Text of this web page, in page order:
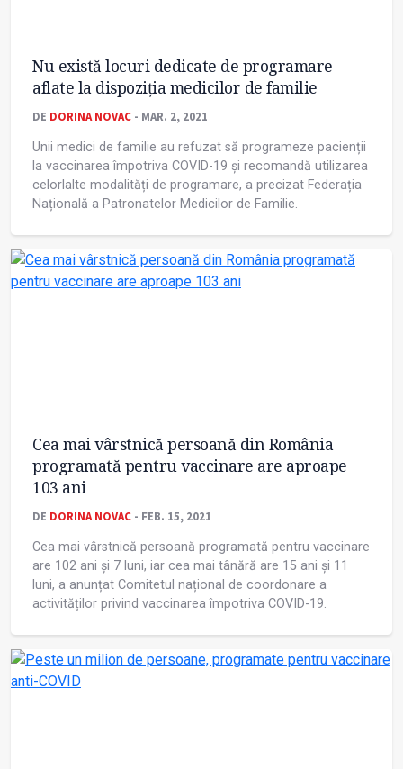
Nu există locuri dedicate de programare
aflate la dispoziția medicilor de familie
DE DORINA NOVAC - MAR. 2, 2021
Unii medici de familie au refuzat să programeze pacienții
la vaccinarea împotriva COVID-19 și recomandă utilizarea
celorlalte modalități de programare, a precizat Federația
Națională a Patronatelor Medicilor de Familie.
Cea mai vârstnică persoană din România
programată pentru vaccinare are aproape
103 ani
DE DORINA NOVAC - FEB. 15, 2021
Cea mai vârstnică persoană programată pentru vaccinare
are 102 ani şi 7 luni, iar cea mai tânără are 15 ani şi 11
luni, a anunțat Comitetul național de coordonare a
activităților privind vaccinarea împotriva COVID-19.